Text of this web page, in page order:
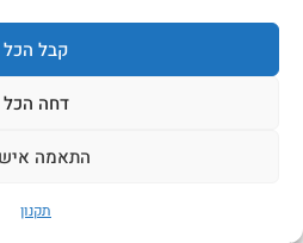
קבל הכל
דחה הכל
התאמה
תקנון